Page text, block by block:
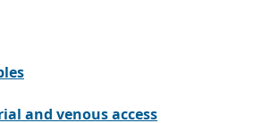
and venous access